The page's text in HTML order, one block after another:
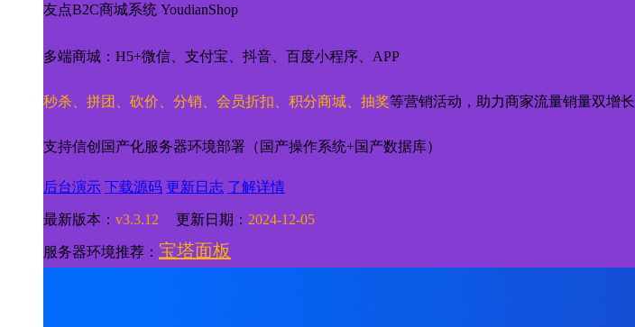
友点B2C商城系统 YoudianShop
多端商城：H5+微信、支付宝、抖音、百度小程序、APP
秒杀、拼团、砍价、分销、会员折扣、积分商城、抽奖等营销活动，助力商家流量销量双增长
支持信创国产化服务器环境部署（国产操作系统+国产数据库）
后台演示 下载源码 更新日志 了解详情
最新版本： v3.3.12 更新日期： 2024-12-05
服务器环境推荐： 宝塔面板